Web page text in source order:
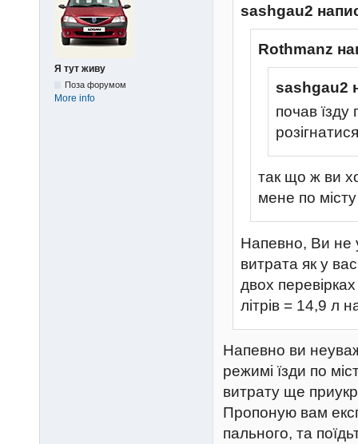
Я тут живу
Поза форумом
More info
sashgau2
Rothmanz
sashgau2
почав
так що ж ви
мене по
Напевно, Ви не
витрата як у
двох
літрів = 14,9 л
Напевно ви
режимі їзди по
витрату ще
Пропоную вам
пального, та